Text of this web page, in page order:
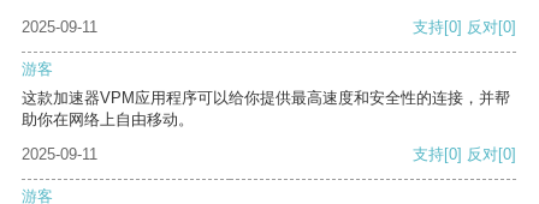
2025-09-11 支持[0] 反对[0]
游客
这款加速器VPM应用程序可以给你提供最高速度和安全性的连接，并帮
助你在网络上自由移动。
2025-09-11
支持[0] 反对[0]
游客